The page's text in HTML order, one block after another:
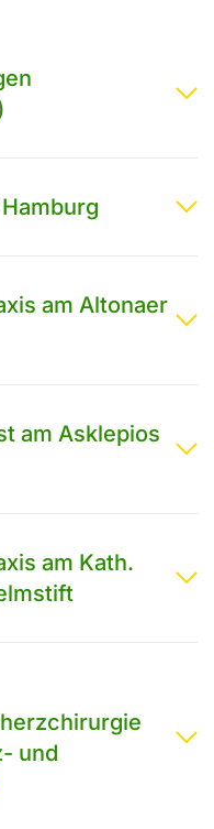
am Altonaer
am Asklepios
am Kath.
und